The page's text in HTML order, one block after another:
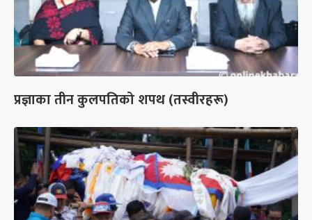
प्रज्ञाका तीन कुलपतिको शपथ (तस्वीरहरू)